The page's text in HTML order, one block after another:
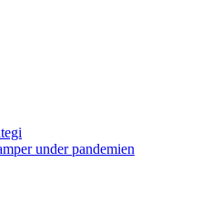
under pandemien